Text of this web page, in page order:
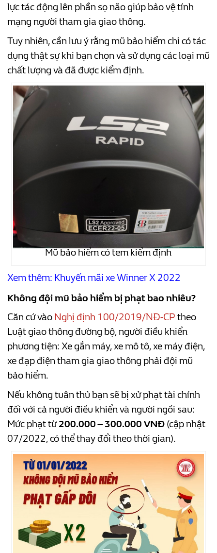
lực tác động lên phần sọ não giúp bảo vệ tính
mạng người tham gia giao thông.
Tuy nhiên, cần lưu ý rằng mũ bảo hiểm chỉ có tác
dụng thật sự khi bạn chọn và sử dụng các loại mũ
chất lượng và đã được kiểm định.
Mũ bảo hiểm có tem kiểm định
Xem thêm: Khuyến mãi xe Winner X 2022
Không đội mũ bảo hiểm bị phạt bao nhiêu?
Căn cứ vào Nghị định 100/2019/NĐ-CP theo
Luật giao thông đường bộ, người điều khiển
phương tiện: Xe gắn máy, xe mô tô, xe máy điện,
xe đạp điện tham gia giao thông phải đội mũ
bảo hiểm.
Nếu không tuân thủ bạn sẽ bị xử phạt tài chính
đối với cả người điều khiển và người ngồi sau:
Mức phạt từ200.000 – 300.000 VNĐ (cập nhật
07/2022, có thể thay đổi theo thời gian).